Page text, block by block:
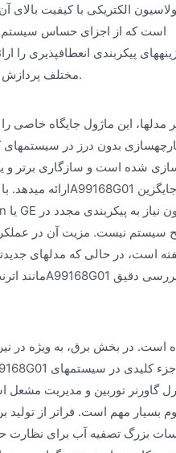
است که از اجزای حساس سیستم در
مختلف پردازش سیگنال دیجیتال و آنالوگ در یک رک کنترل تطبیق داده شود.
نیست. مزیت آن در
است، در حالی که مدلهای
گاورنر توربین و مدیریت مشعل
بسیار مهم است. فراتر از تولید
بزرگ تصفیه آب برای نظارت